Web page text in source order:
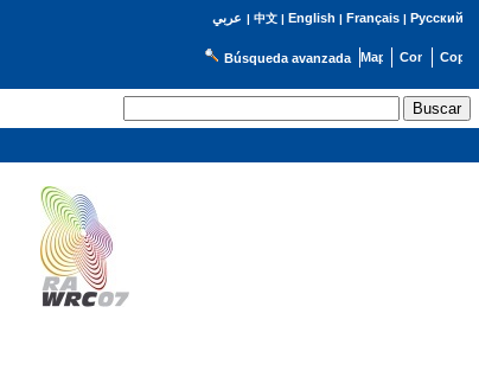
عربي | 中文| English | Français| Русский
Búsqueda avanzada